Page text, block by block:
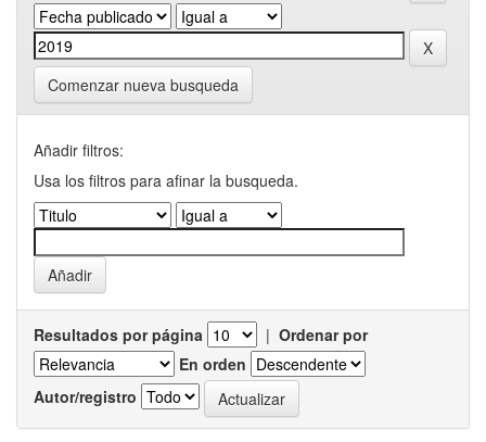
Comenzar nueva busqueda
Añadir filtros:
Usa los filtros para afinar la busqueda.
Resultados por página | Ordenar por
En orden
Autor/registro